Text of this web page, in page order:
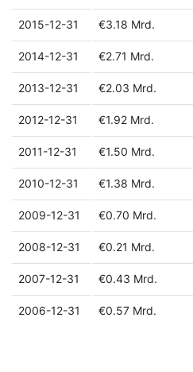
2015-12-31 €3.18 Mrd.
2014-12-31 €2.71 Mrd.
2013-12-31 €2.03 Mrd.
2012-12-31 €1.92 Mrd.
2011-12-31 €1.50 Mrd.
2010-12-31 €1.38 Mrd.
2009-12-31 €0.70 Mrd.
2008-12-31 €0.21 Mrd.
2007-12-31 €0.43 Mrd.
2006-12-31 €0.57 Mrd.